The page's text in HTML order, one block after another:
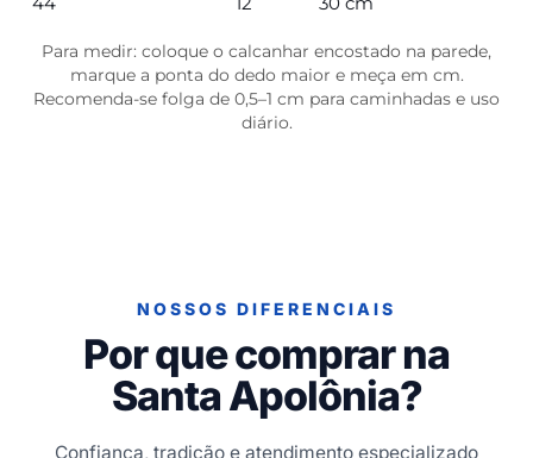
Para medir: coloque o calcanhar encostado na parede,
marque a ponta do dedo maior e meça em cm.
Recomenda-se folga de 0,5–1 cm para caminhadas e uso
diário.
NOSSOS DIFERENCIAIS
Por que comprar na
Santa Apolônia?
Confiança, tradição e atendimento especializado